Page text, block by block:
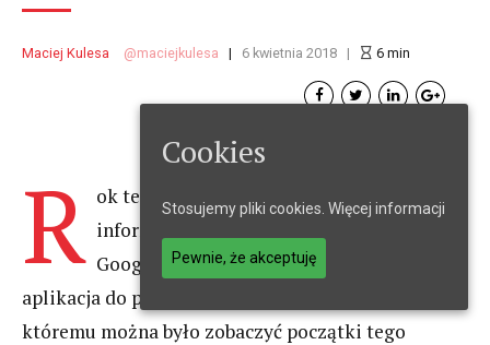
Maciej Kulesa maciejkulesa 6 kwietnia 2018 6min
R ok temu zaczęły pojawiać się pierwsze
informacje na temat nowego systemu
Google
Fuchsia OS. Najpierw pojawiła się
aplikacja do pobrania. Był to plik APK, dzięki
któremu można było zobaczyć początki tego
Cookies
Stosujemy pliki cookies. Więcej informacji
Pewnie, że akceptuję